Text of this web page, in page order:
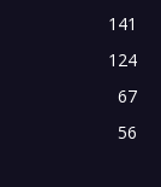
141
124
67
56